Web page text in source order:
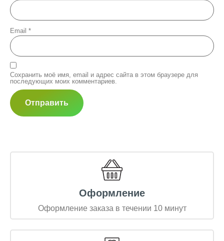
Email *
Сохранить моё имя, email и адрес сайта в этом браузере для
последующих моих комментариев.
Оформление
Оформление заказа в течении 10 минут